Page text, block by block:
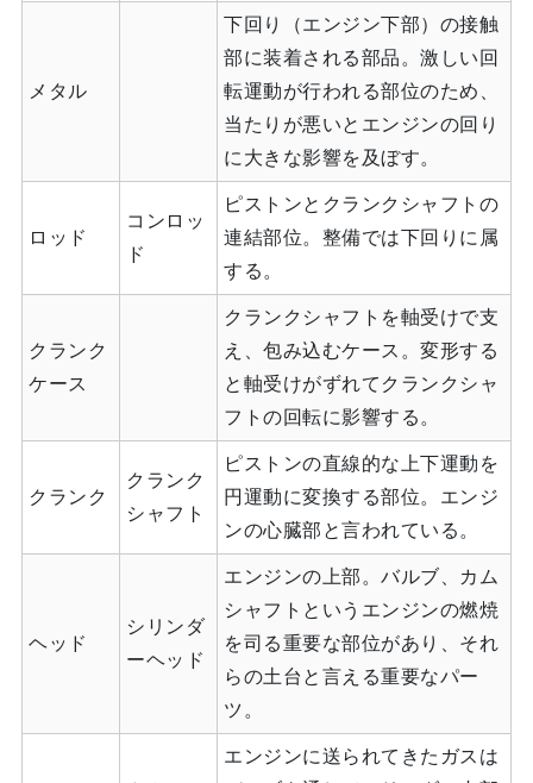
メタル
下回り（エンジン下部）の接触
部に装着される部品。激しい回
転運動が行われる部位のため、
当たりが悪いとエンジンの回り
に大きな影響を及ぼす。
ロッド
コンロッ
ド
ピストンとクランクシャフトの
連結部位。整備では下回りに属
する。
クランク
ケース
クランクシャフトを軸受けで支
え、包み込むケース。変形する
と軸受けがずれてクランクシャ
フトの回転に影響する。
クランク
クランク
シャフト
ピストンの直線的な上下運動を
円運動に変換する部位。エンジ
ンの心臓部と言われている。
ヘッド
シリンダ
ーヘッド
エンジンの上部。バルブ、カム
シャフトというエンジンの燃焼
を司る重要な部位があり、それ
らの土台と言える重要なパー
ツ。
エンジンに送られてきたガスは